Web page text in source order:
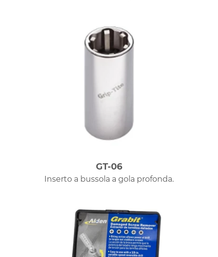
GT-06
Inserto a bussola a gola profonda.